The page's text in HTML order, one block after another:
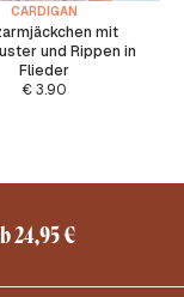
CARDIGAN
mit
und Rippen in
Flieder
€3.90
€